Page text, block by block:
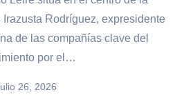
Rodríguez, expresidente
de las compañías clave del
por el…
26, 2026